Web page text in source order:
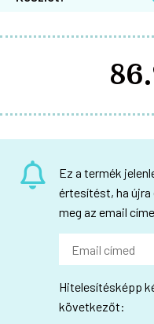
Ez a termék
értesítést, ha újra
meg az email
Hitelesítésképp
következőt: